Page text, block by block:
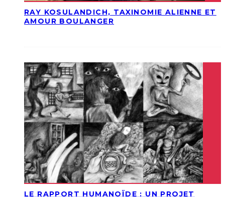
RAY KOSULANDICH, TAXINOMIE ALIENNE ET
AMOUR BOULANGER
LE RAPPORT HUMANOÏDE : UN PROJET